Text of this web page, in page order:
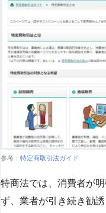
参考： 特定商取引法ガイド
特商法では、消費者が
ず、業者が引き続き勧